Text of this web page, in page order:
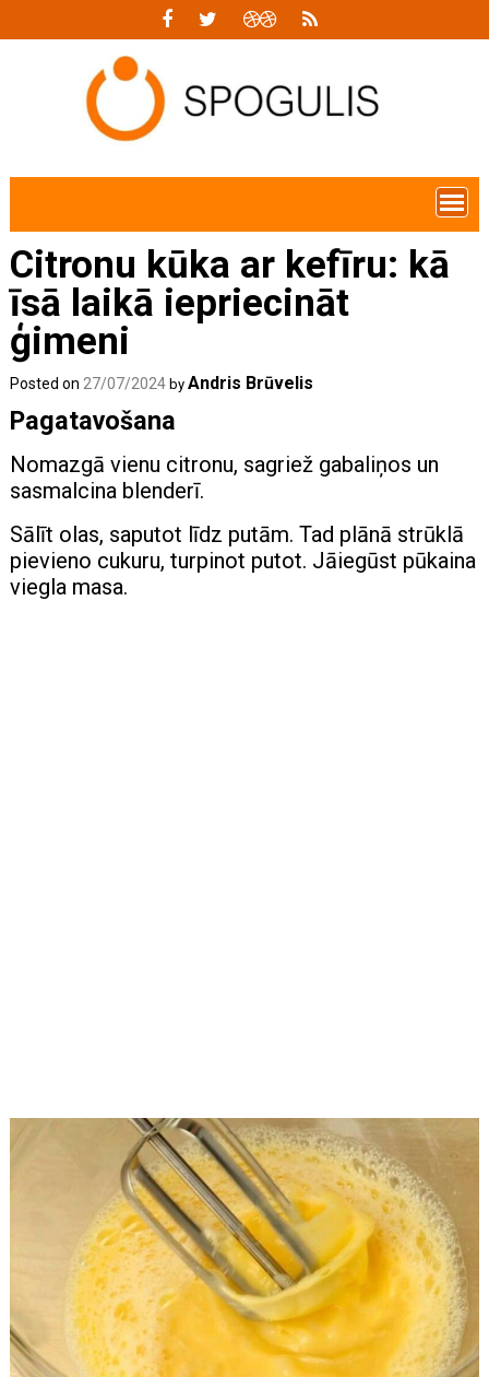
Citronu kūka ar kefīru: kā
īsā laikā iepriecināt
ģimeni
Posted on 27/07/2024 byAndris Brūvelis
Pagatavošana
Nomazgā vienu citronu, sagriež gabaliņos un
sasmalcina blenderī.
Sālīt olas, saputot līdz putām. Tad plānā strūklā
pievieno cukuru, turpinot putot. Jāiegūst pūkaina
viegla masa.